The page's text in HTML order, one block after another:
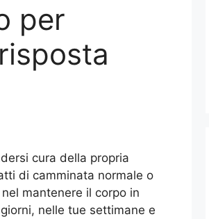
per
cura della propria
di camminata normale o
mantenere il corpo in
nelle tue settimane e